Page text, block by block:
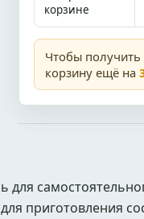
корзине
Чтобы
корзину ещё на
приготовления